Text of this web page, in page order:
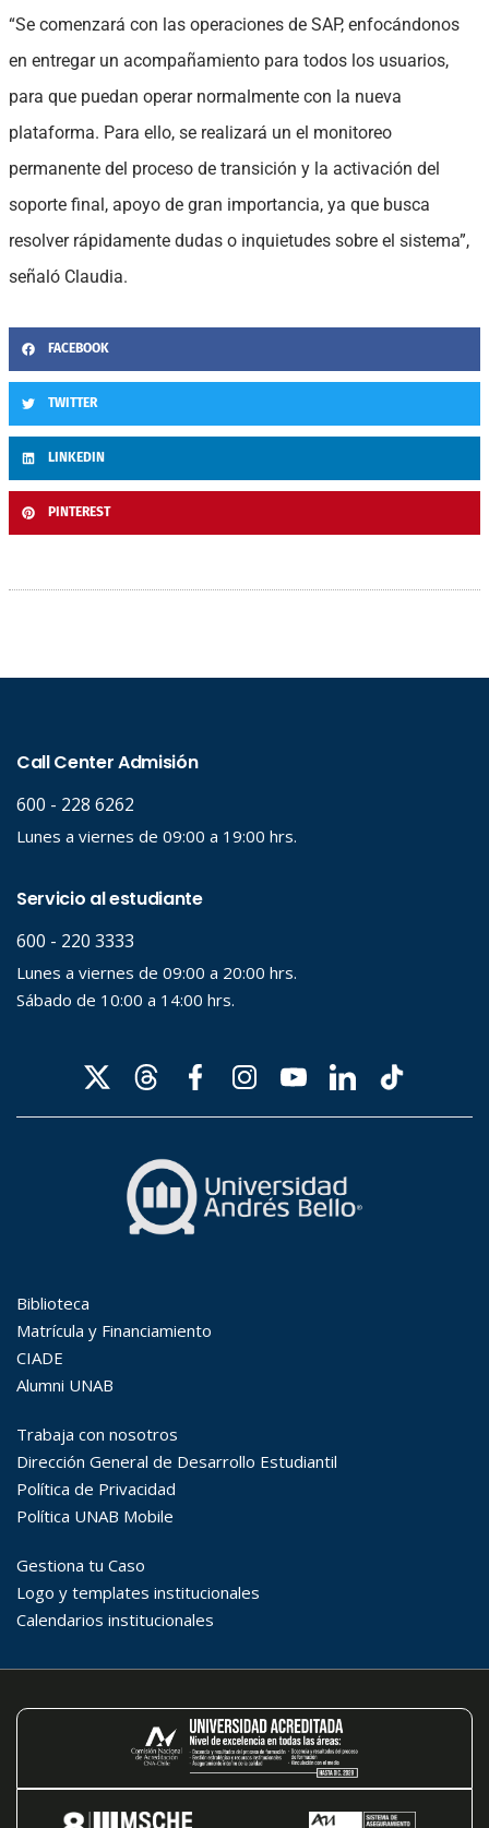
“Se comenzará con las operaciones de SAP, enfocándonos
en entregar un acompañamiento para todos los usuarios,
para que puedan operar normalmente con la nueva
plataforma. Para ello, se realizará un el monitoreo
permanente del proceso de transición y la activación del
soporte final, apoyo de gran importancia, ya que busca
resolver rápidamente dudas o inquietudes sobre el sistema”,
señaló Claudia.
FACEBOOK
TWITTER
LINKEDIN
PINTEREST